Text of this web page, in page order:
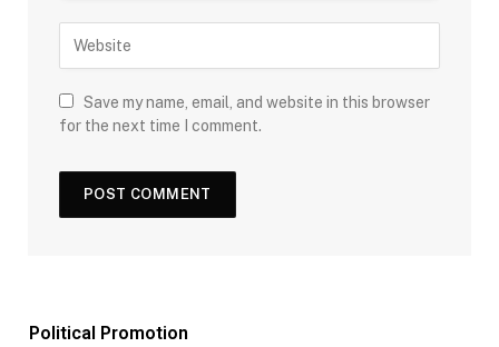
Save my name, email, and website in this browser
for the next time I comment.
Political Promotion